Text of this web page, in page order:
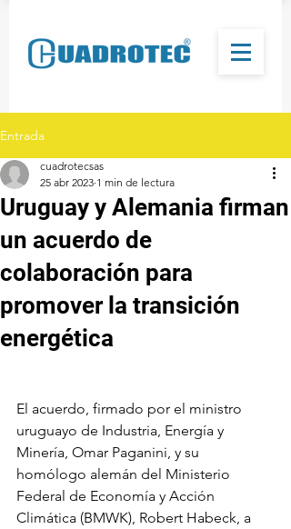
Entrada
Uruguay y Alemania firman
un acuerdo de
colaboración para
promover la transición
energética
cuadrotecsas
25 abr 2023 1 min de lectura
El acuerdo, firmado por el ministro
uruguayo de Industria, Energía y
Minería, Omar Paganini, y su
homólogo alemán del Ministerio
Federal de Economía y Acción
Climática (BMWK), Robert Habeck, a